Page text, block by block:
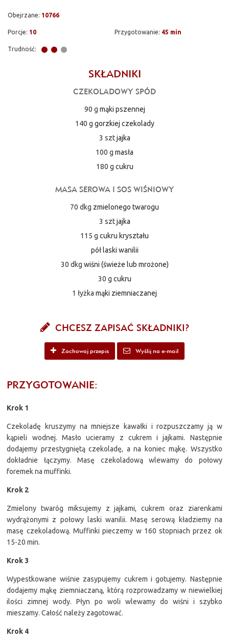
Obejrzane: 10766
Porcje: 10 Przygotowanie: 45 min
Trudność:
SKŁADNIKI
CZEKOLADOWY SPÓD
90 g mąki pszennej
140 g gorzkiej czekolady
3 szt jajka
100 g masła
180 g cukru
MASA SEROWA I SOS WIŚNIOWY
70 dkg zmielonego twarogu
3 szt jajka
115 g cukru kryształu
pół laski wanilii
30 dkg wiśni (świeże lub mrożone)
30 g cukru
1 łyżka mąki ziemniaczanej
CHCESZ ZAPISAĆ SKŁADNIKI?
Zachowaj przepis Wyślij na e-mail
PRZYGOTOWANIE:
Krok 1
Czekoladę kruszymy na mniejsze kawałki i rozpuszczamy ją w
kąpieli wodnej. Masło ucieramy z cukrem i jajkami. Następnie
dodajemy przestygniętą czekoladę, a na koniec mąkę. Wszystko
dokładnie łączymy. Masę czekoladową wlewamy do połowy
foremek na muffinki.
Krok 2
Zmielony twaróg miksujemy z jajkami, cukrem oraz ziarenkami
wydrążonymi z połowy laski wanilii. Masę serową kładziemy na
masę czekoladową. Muffinki pieczemy w 160 stopniach przez ok
15-20 min.
Krok 3
Wypestkowane wiśnie zasypujemy cukrem i gotujemy. Następnie
dodajemy mąkę ziemniaczaną, którą rozprowadzamy w niewielkiej
ilości zimnej wody. Płyn po woli wlewamy do wiśni i szybko
mieszamy. Całość należy zagotować.
Krok 4